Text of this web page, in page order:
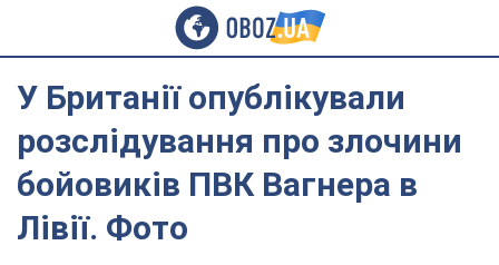
У Британії опублікували
розслідування про злочини
бойовиків ПВК Вагнера в
Лівії. Фото